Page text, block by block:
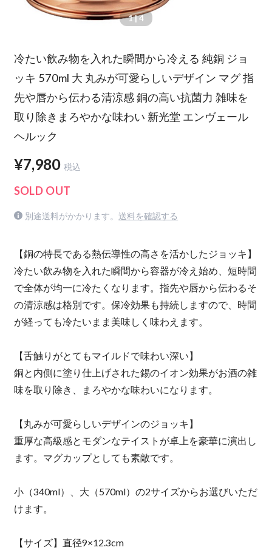
1| 4
冷たい飲み物を入れた瞬間から冷える 純銅 ジョ
ッキ 570ml 大 丸みが可愛らしいデザイン マグ 指
先や唇から伝わる清涼感 銅の高い抗菌力 雑味を
取り除きまろやかな味わい 新光堂 エンヴェール
ヘルック
¥7,980 税込
SOLD OUT
別途送料がかかります。 送料を確認する
【銅の特長である熱伝導性の高さを活かしたジョッキ】
冷たい飲み物を入れた瞬間から容器が冷え始め、短時間
で全体が均一に冷たくなります。指先や唇から伝わるそ
の清涼感は格別です。保冷効果も持続しますので、時間
が経っても冷たいまま美味しく味わえます。
【舌触りがとてもマイルドで味わい深い】
銅と内側に塗り仕上げされた錫のイオン効果がお酒の雑
味を取り除き、まろやかな味わいになります。
【丸みが可愛らしいデザインのジョッキ】
重厚な高級感とモダンなテイストが卓上を豪華に演出し
ます。マグカップとしても素敵です。
小（340ml）、大（570ml）の2サイズからお選びいただ
けます。
【サイズ】直径9×12.3cm